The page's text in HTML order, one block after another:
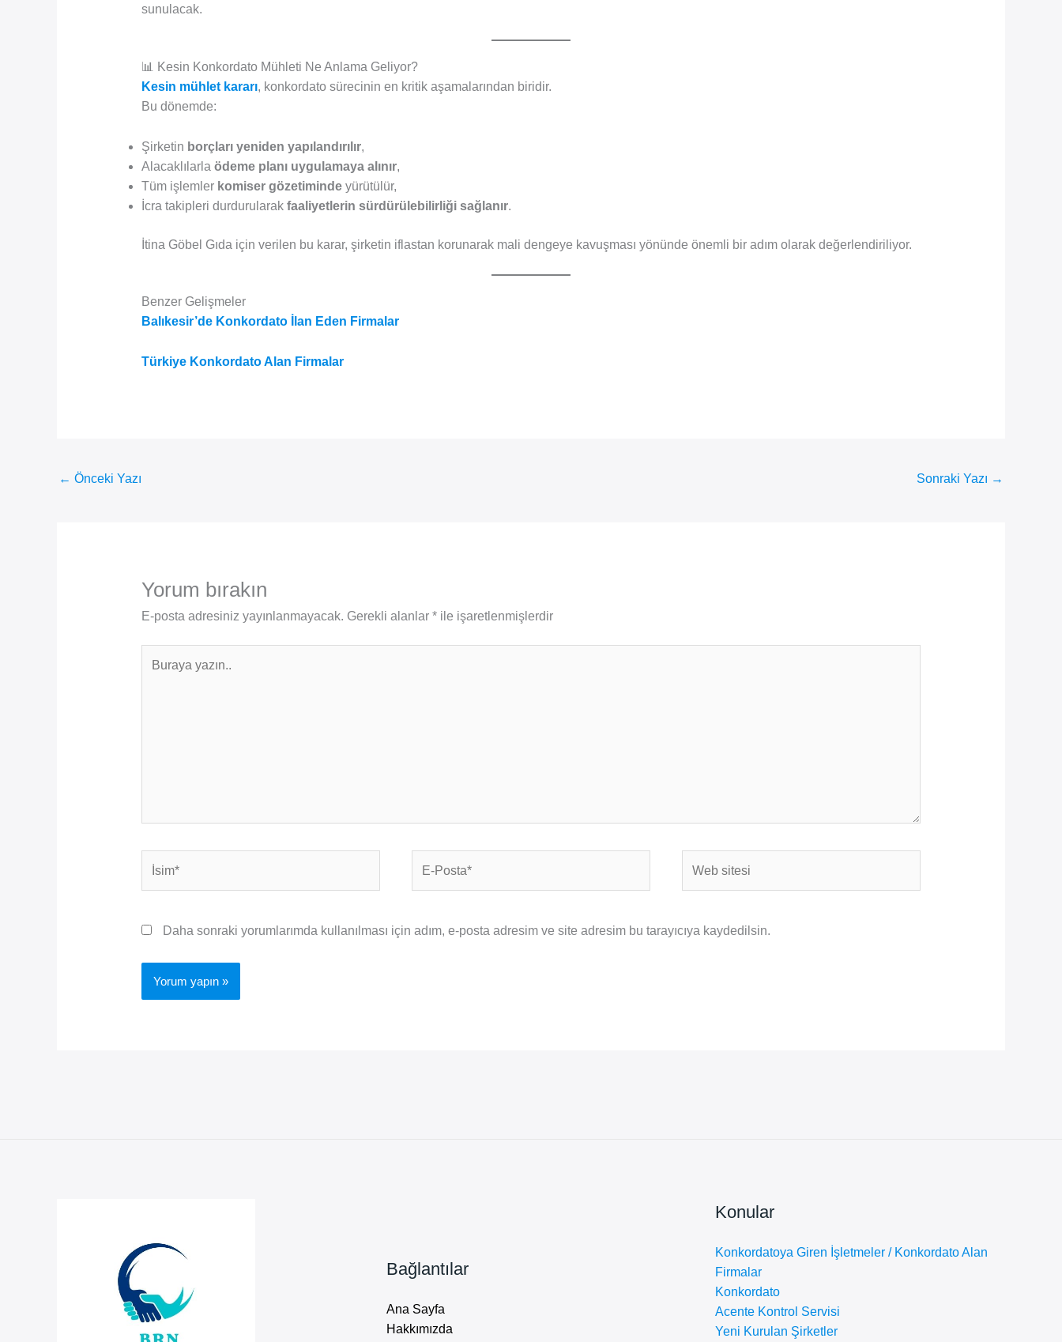
sunulacak.
📊 Kesin Konkordato Mühleti Ne Anlama Geliyor?
Kesin mühlet kararı, konkordato sürecinin en kritik aşamalarından biridir.
Bu dönemde:
Şirketin borçları yeniden yapılandırılır,
Alacaklılarla ödeme planı uygulamaya alınır,
Tüm işlemler komiser gözetimindeyürütülür,
İcra takipleri durdurularak faaliyetlerin sürdürülebilirliği sağlanır.
İtina Göbel Gıda için verilen bu karar, şirketin iflastan korunarak mali dengeye kavuşması yönünde önemli bir adım olarak değerlendiriliyor.
Benzer Gelişmeler
Balıkesir’de Konkordato İlan Eden Firmalar
Türkiye Konkordato Alan Firmalar
← Önceki Yazı Sonraki Yazı →
Yorum bırakın
E-posta adresiniz yayınlanmayacak. Gerekli alanlar *ile işaretlenmişlerdir
yazın..
Posta*
sitesi
Daha sonraki yorumlarımda kullanılması için adım, e-posta adresim ve site adresim bu tarayıcıya kaydedilsin.
Bağlantılar
Ana Sayfa
Hakkımızda
Konular
Konkordatoya Giren İşletmeler / Konkordato Alan
Firmalar
Konkordato
Acente Kontrol Servisi
Yeni Kurulan Şirketler